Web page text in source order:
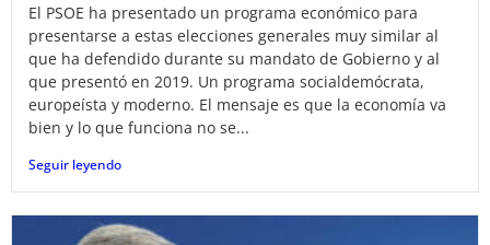
El PSOE ha presentado un programa económico para
presentarse a estas elecciones generales muy similar al
que ha defendido durante su mandato de Gobierno y al
que presentó en 2019. Un programa socialdemócrata,
europeísta y moderno. El mensaje es que la economía va
bien y lo que funciona no se...
Seguir leyendo